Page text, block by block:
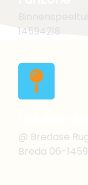
14594218
@ Bredase
Breda 06-